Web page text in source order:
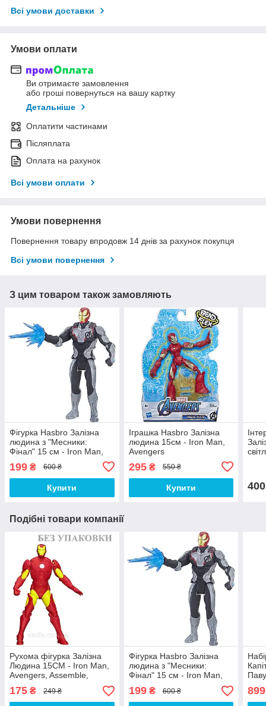
Всі умови доставки
Умови оплати
Ви отримаєте замовлення
або гроші повернуться на вашу картку
Детальніше
Оплатити частинами
Післяплата
Оплата на рахунок
Всі умови оплати
Умови повернення
Повернення товару впродовж 14 днів за рахунок покупця
Всі умови повернення
З цим товаром також замовляють
Фігурка Hasbro Залізна
людина з "Месники:
Фінал" 15 см - Iron Man,
Endgame
199 ₴ 600 ₴
Купити
Іграшка Hasbro Залізна
людина 15см - Iron Man,
Avengers
295₴ 550 ₴
Купити 400
Подібні товари компанії
Рухома фігурка Залізна
Людина 15СМ - Iron Man,
Avengers, Assemble,
Squeeze Legs, Hasbro
175 ₴ 249 ₴
Фігурка Hasbro Залізна
людина з "Месники:
Фінал" 15 см - Iron Man,
Marvel, Avengers:
Endgame
199₴ 600 ₴ 899